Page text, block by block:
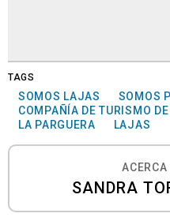
TAGS
SOMOS LAJAS
SOMOS
COMPAÑÍA DE TURISMO
LA PARGUERA
LAJAS
ACERCA
SANDRA